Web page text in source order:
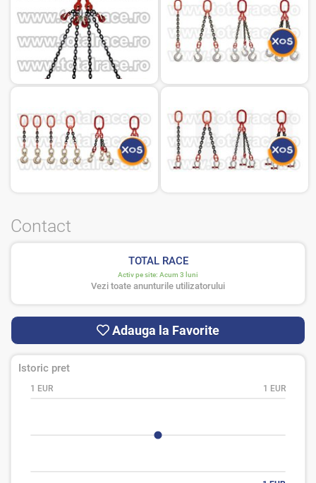
Contact
TOTAL RACE
Activ pe site: Acum 3 luni
Vezi toate anunturile utilizatorului
Adauga la Favorite
Istoric pret
1 EUR 1 EUR